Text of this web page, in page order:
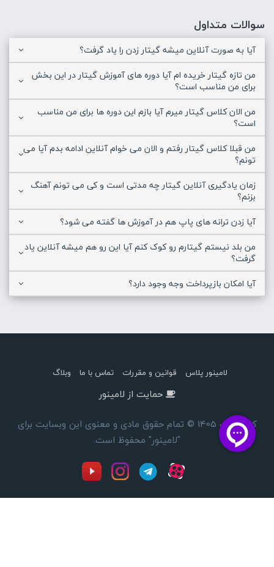
سوالات متداول
آیا به صورت آنلاین میشه گیتار زدن را یاد گرفت؟
من تازه گیتار خریده ام آیا دوره های آموزش گیتار در این بخش
برای من مناسب است؟
من الان کلاس گیتار میرم آیا بازم این دوره ها برای من مناسب
است؟
من قبلا کلاس گیتار رفتم و الان می خوام آنلاین ادامه بدم آیا می
تونم؟
زمان یادگیری آنلاین گیتار چه مدتی است و کی می تونم آهنگ
بزنم؟
آیا زدن ترانه های پاپ هم در آموزش ها گفته می شود؟
من بلد نیستم گیتارم رو کوک کنم آیا این رو هم میشه آنلاین یاد
گرفت؟
آیا امکان بازپرداخت وجه وجود دارد؟
لامینور پلاس قوانین و مقررات تماس با ما وبلاگ
حمایت از لامینور
کپی رایت 1405 © تمام حقوق مادی و معنوی این وبسایت برای
"لامینور" محفوظ است.